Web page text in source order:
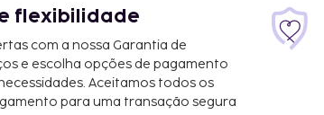
flexibilidade
com a nossa Garantia de
e escolha opções de pagamento
Aceitamos todos os
para uma transação segura